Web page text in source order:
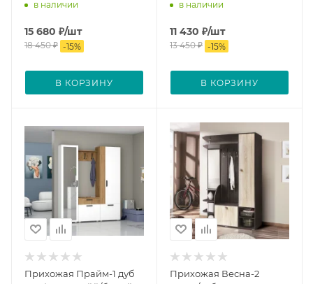
в наличии
15 680 ₽/шт
18 450₽ -15%
В КОРЗИНУ
в наличии
11 430 ₽/шт
13 450₽ -15%
В КОРЗИНУ
Прихожая Прайм-1 дуб
Прихожая Весна-2